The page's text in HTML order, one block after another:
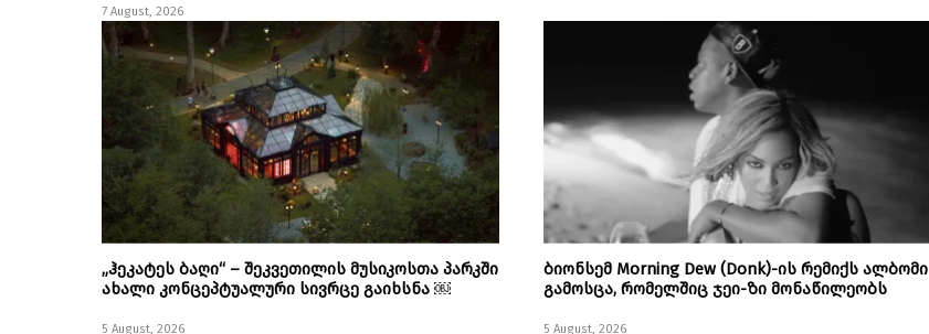
7 August, 2026
„ჰეკატეს ბაღი“ – შეკვეთილის მუსიკოსთა პარკში
ახალი კონცეპტუალური სივრცე გაიხსნა ￼
5 August, 2026
ბიონსემ Morning Dew (Donk)-ის რემიქს ალბომი
გამოსცა, რომელშიც ჯეი-ზი მონაწილეობს
5 August, 2026